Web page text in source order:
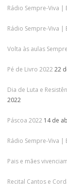
Rádio Sempre-Viva |
Rádio Sempre-Viva |
Volta às aulas
Pé de Livro 2022 22
Dia de Luta e
2022
Páscoa 2022 14 de
Rádio Sempre-Viva |
Pais e mães
Recital Cantos e